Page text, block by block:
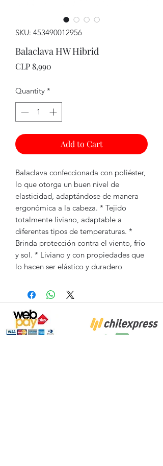
SKU: 453490012956
Balaclava HW Hibrid
CLP 8,990
Quantity *
Add to Cart
Balaclava confeccionada con poliéster,
lo que otorga un buen nivel de
elasticidad, adaptándose de manera
ergonómica a la cabeza. * Tejido
totalmente liviano, adaptable a
diferentes tipos de temperaturas. *
Brinda protección contra el viento, frío
y sol. * Liviano y con propiedades que
lo hacen ser elástico y duradero